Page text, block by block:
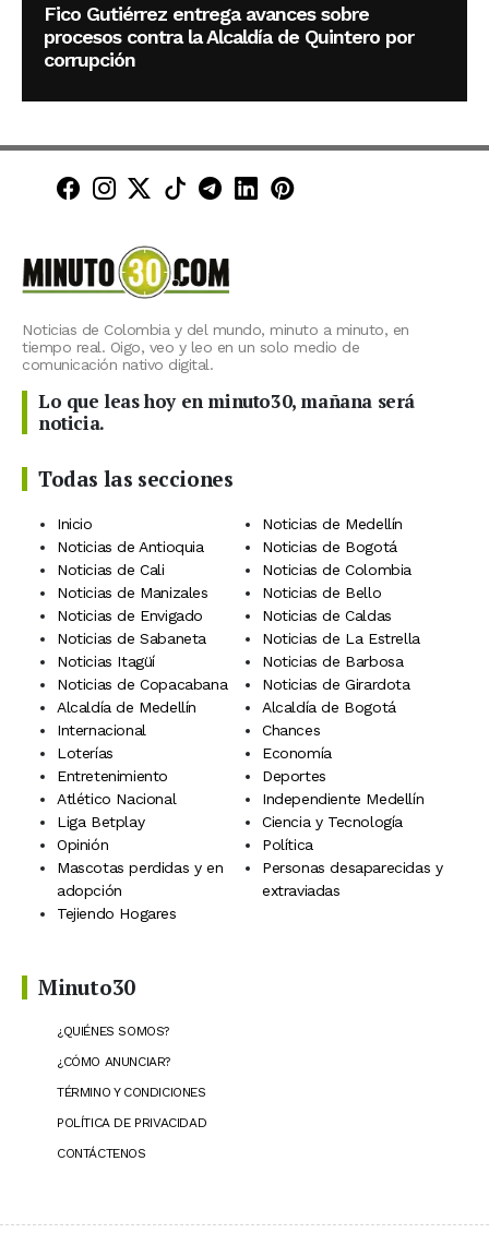
Fico Gutiérrez entrega avances sobre
procesos contra la Alcaldía de Quintero por
corrupción
Minuto30 en Facebook
Minuto30 en Instagram
Minuto30 en X (Twitter)
Minuto30 en TikTok
Canal de Minuto30 en
Minuto30 en LinkedIn
Minuto30 en
Noticias de Colombia y del mundo, minuto a minuto, en
tiempo real. Oigo, veo y leo en un solo medio de
comunicación nativo digital.
Lo que leas hoy en minuto30, mañana será
noticia.
Todas las secciones
Inicio
Noticias de Medellín
Noticias de Antioquia
Noticias de Bogotá
Noticias de Cali
Noticias de Colombia
Noticias de Manizales
Noticias de Bello
Noticias de Envigado
Noticias de Caldas
Noticias de Sabaneta
Noticias de La Estrella
Noticias Itagüí
Noticias de Barbosa
Noticias de Copacabana
Noticias de Girardota
Alcaldía de Medellín
Alcaldía de Bogotá
Internacional
Chances
Loterías
Economía
Entretenimiento
Deportes
Atlético Nacional
Independiente Medellín
Liga Betplay
Ciencia y Tecnología
Opinión
Política
Mascotas perdidas y en
adopción
Personas desaparecidas y
extraviadas
Tejiendo Hogares
Minuto30
¿QUIÉNES SOMOS?
¿CÓMO ANUNCIAR?
TÉRMINO Y CONDICIONES
POLÍTICA DE PRIVACIDAD
CONTÁCTENOS